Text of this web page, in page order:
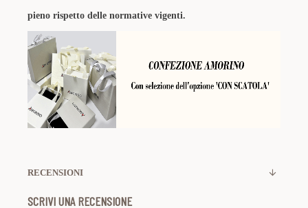
pieno rispetto delle normative vigenti.
RECENSIONI
SCRIVI UNA RECENSIONE